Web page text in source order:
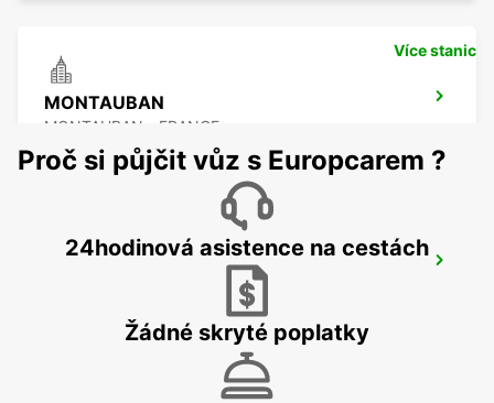
MONTAUBAN
MONTAUBAN - FRANCE
MONTAUBAN RAILWAY STATION
Více stanic
Proč si půjčit vůz s Europcarem ?
24hodinová asistence na cestách
Žádné skryté poplatky